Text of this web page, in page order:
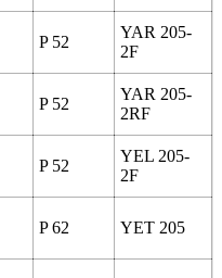
P 52
YAR 205-
2F
P 52
YAR 205-
2RF
P 52
YEL 205-
2F
P 62 YET 205